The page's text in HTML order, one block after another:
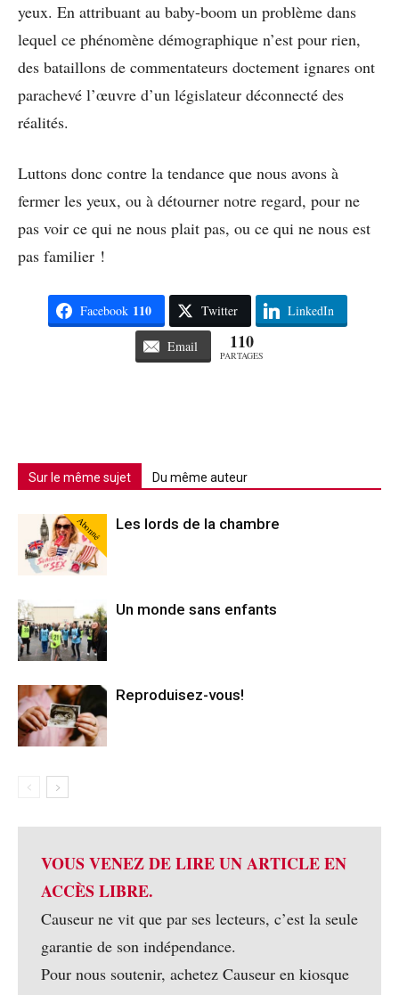
yeux. En attribuant au baby-boom un problème dans
lequel ce phénomène démographique n’est pour rien,
des bataillons de commentateurs doctement ignares ont
parachevé l’œuvre d’un législateur déconnecté des
réalités.
Luttons donc contre la tendance que nous avons à
fermer les yeux, ou à détourner notre regard, pour ne
pas voir ce qui ne nous plait pas, ou ce qui ne nous est
pas familier !
Facebook 110 Twitter LinkedIn
Email 110
PARTAGES
Sur le même sujet Du même auteur
Abonné Les lords de la chambre
Un monde sans enfants
Reproduisez-vous!
VOUS VENEZ DE LIRE UN ARTICLE EN
ACCÈS LIBRE.
Causeur ne vit que par ses lecteurs, c’est la seule
garantie de son indépendance.
Pour nous soutenir, achetez Causeur en kiosque